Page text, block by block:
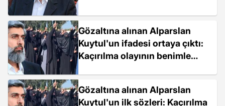
Gözaltına alınan Alparslan
Kuytul'un ifadesi ortaya çıktı:
Kaçırılma olayının benimle
Gözaltına alınan Alparslan
Kuytul'un ilk sözleri: Kaçırılma